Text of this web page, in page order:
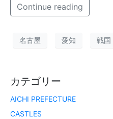
Continue reading
名古屋 愛知 戦国
カテゴリー
AICHI PREFECTURE
CASTLES